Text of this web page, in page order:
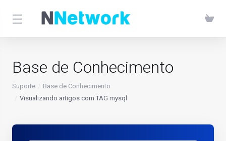
Base de Conhecimento
Suporte
Base de Conhecimento
Visualizando artigos com TAG mysql